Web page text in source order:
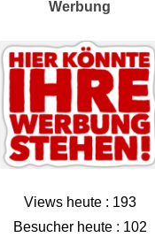
Werbung
Views heute : 193
Besucher heute : 102